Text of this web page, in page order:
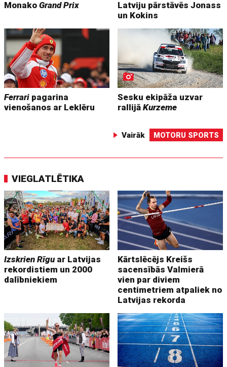
MonakoGrand Prix
Latviju pārstāvēs Jonass
un Kokins
Ferrari pagarina
vienošanos ar Leklēru
Sesku ekipāža uzvar
rallijāKurzeme
Vairāk MOTORU SPORTS
VIEGLATLĒTIKA
Izskrien Rīguar Latvijas
rekordistiem un 2000
dalībniekiem
Kārtslēcējs Kreišs
sacensībās Valmierā
vien par diviem
centimetriem atpaliek no
Latvijas rekorda